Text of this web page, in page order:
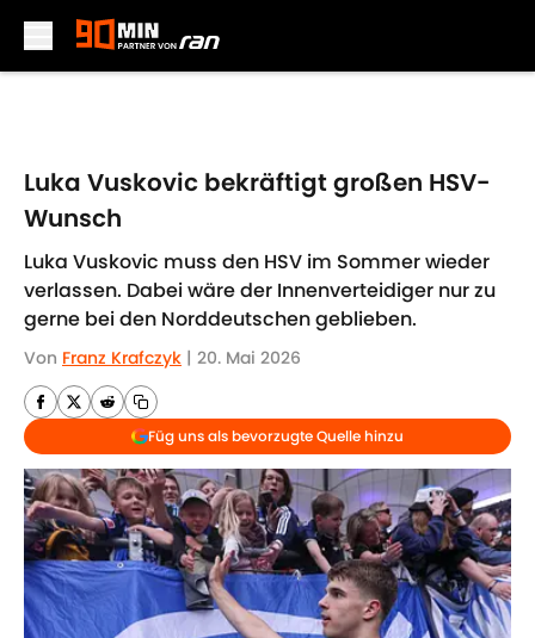
Luka Vuskovic bekräftigt großen HSV-
Wunsch
Luka Vuskovic muss den HSV im Sommer wieder
verlassen. Dabei wäre der Innenverteidiger nur zu
gerne bei den Norddeutschen geblieben.
Von Franz Krafczyk | 20. Mai 2026
Füg uns als bevorzugte Quelle hinzu